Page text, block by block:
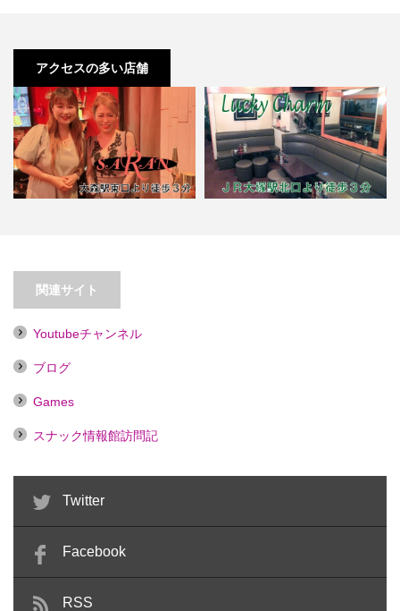
アクセスの多い店舗
【大森】SARAN
関連サイト
Youtubeチャンネル
ブログ
Games
スナック情報館訪問記
Twitter
Facebook
RSS